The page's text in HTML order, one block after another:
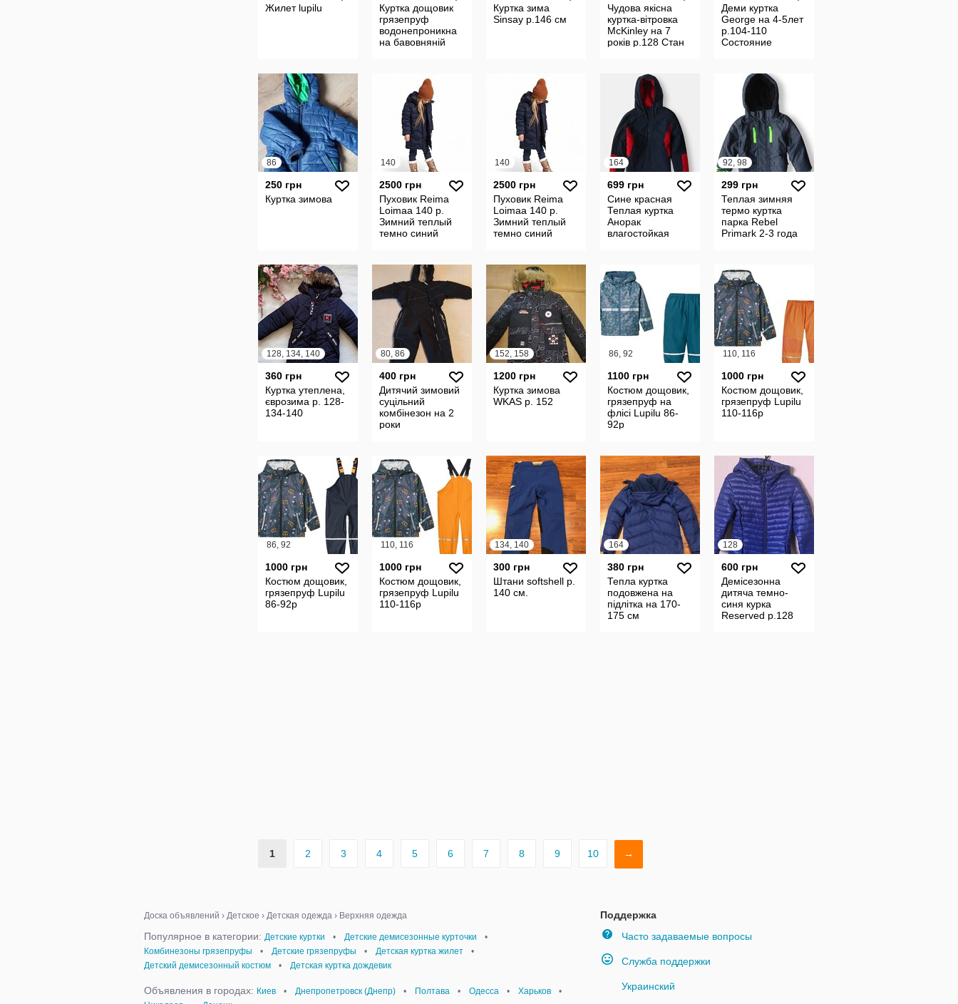
Жилет lupilu
Куртка дощовик
грязепруф
водонепроникна
на бавовняній
Куртка зима
Sinsay р.146 см
Чудова якісна
куртка-вітровка
McKinley на 7
років р.128 Стан
Деми куртка
George на 4-5лет
р.104-110
Состояние
86
250 грн
Куртка зимова
140
2500 грн
Пуховик Reima
Loimaa 140 р.
Зимний теплый
темно синий
140
2500 грн
Пуховик Reima
Loimaa 140 р.
Зимний теплый
темно синий
164
699 грн
Сине красная
Теплая куртка
Анорак
влагостойкая
92, 98
299 грн
Теплая зимняя
термо куртка
парка Rebel
Primark 2-3 года
128, 134, 140
360 грн
Куртка утеплена,
єврозима р. 128-
134-140
80, 86
400 грн
Дитячий зимовий
суцільний
комбінезон на 2
роки
152, 158
1200 грн
Куртка зимова
WKAS р. 152
86, 92
1100 грн
Костюм дощовик,
грязепруф на
флісі Lupilu 86-
92р
110, 116
1000 грн
Костюм дощовик,
грязепруф Lupilu
110-116р
86, 92
1000 грн
Костюм дощовик,
грязепруф Lupilu
86-92р
110, 116
1000 грн
Костюм дощовик,
грязепруф Lupilu
110-116р
134, 140
300 грн
Штани softshell р.
140 см.
164
380 грн
Тепла куртка
подовжена на
підлітка на 170-
175 см
128
600 грн
Демісезонна
дитяча темно-
синя курка
Reserved р.128
1 2 3 4 5 6 7 8 9 10 →
Поддержка
Часто задаваемые вопросы
Служба поддержки
Украинский
Доска объявлений › Детское › Детская одежда › Верхняя одежда
Популярное в категории: Детские куртки • Детские демисезонные курточки
•
Комбинезоны грязепруфы
• Детские грязепруфы • Детская куртка жилет
•
Детский демисезонный костюм
• Детская куртка дождевик
Объявления в городах: Киев • Днепропетровск (Днепр) • Полтава • Одесса • Харьков
•